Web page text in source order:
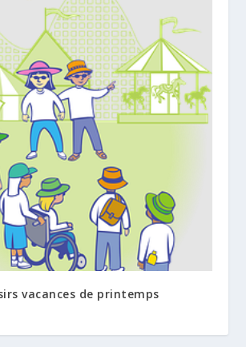
vacances de printemps